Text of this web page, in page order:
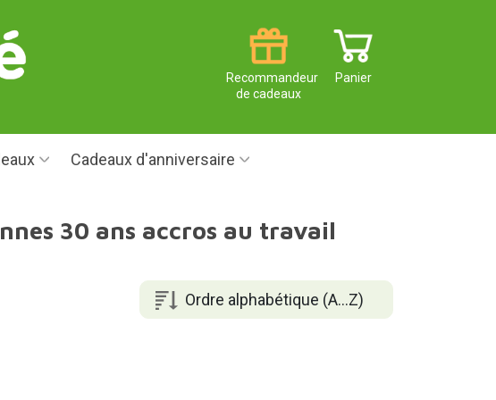
Panier
Recommandeur
de cadeaux
Cadeaux d'anniversaire
30 ans accros au travail
Ordre alphabétique (A...Z)